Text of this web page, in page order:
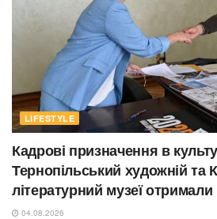
LIFESTYLE
Кадрові призначення в
Тернопільський художній та
літературний музеї отримали
04.08.2026